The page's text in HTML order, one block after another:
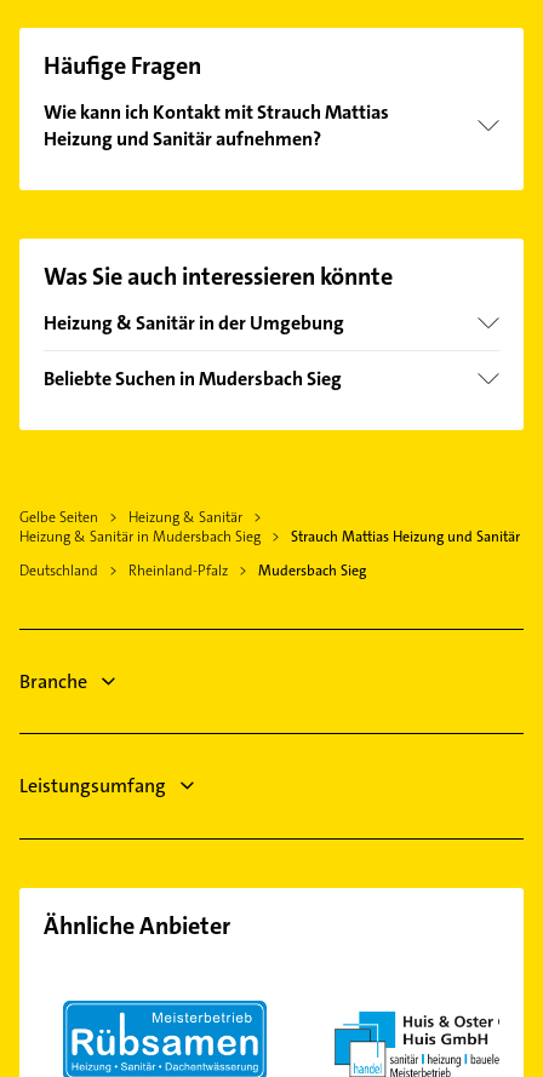
Häufige Fragen
Wie kann ich Kontakt mit Strauch Mattias
Heizung und Sanitär aufnehmen?
Hier finden Sie alleKontaktdaten
Was Sie auch interessieren könnte
Heizung & Sanitär in der Umgebung
Kirchen (Sieg)
Neunkirchen Siegerl
Siegen
Freudenberg Westfalen
Burbach Siegerl
Netphen
Beliebte Suchen in Mudersbach Sieg
Bauunternehmen
Krankengymnastik
Gebäudereinigung
Maler
Gelbe Seiten
Heizung & Sanitär
Heizung & Sanitär in Mudersbach Sieg
Strauch Mattias Heizung und Sanitär
Deutschland
Rheinland-Pfalz Mudersbach Sieg
Branche
Leistungsumfang
Ähnliche Anbieter